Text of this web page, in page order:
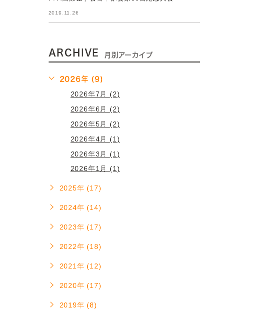
2019.11.26
ARCHIVE 月別アーカイブ
2026年 (9)
2026年7月 (2)
2026年6月 (2)
2026年5月 (2)
2026年4月 (1)
2026年3月 (1)
2026年1月 (1)
2025年 (17)
2024年 (14)
2023年 (17)
2022年 (18)
2021年 (12)
2020年 (17)
2019年 (8)